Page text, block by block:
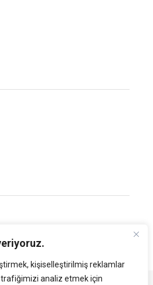
kişiselleştirilmiş reklamlar
analiz etmek için
OL